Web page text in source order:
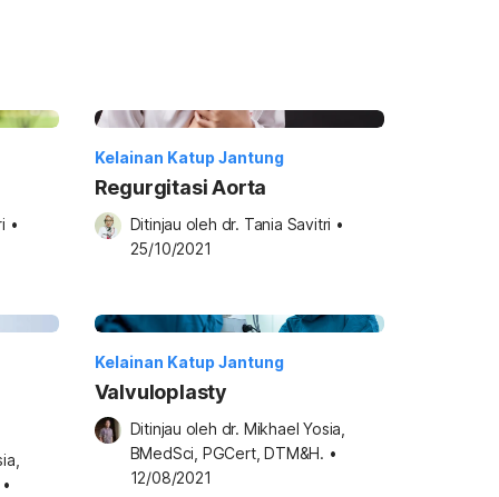
•
Kelainan Katup Jantung
Regurgitasi Aorta
Ditinjau oleh dr. Tania Savitri •
25/10/2021
•
Kelainan Katup Jantung
Valvuloplasty
Ditinjau oleh dr. Mikhael Yosia,
BMedSci, PGCert, DTM&H. •
12/08/2021